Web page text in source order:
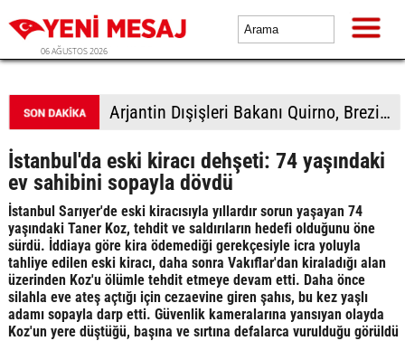
06 AĞUSTOS 2026
Filistin topraklarını gasbeden İsrailliler, işgal altındaki Batı Şeria'daki saldırılarını sürdürdü
İstanbul'da eski kiracı dehşeti: 74 yaşındaki
ev sahibini sopayla dövdü
İstanbul Sarıyer'de eski kiracısıyla yıllardır sorun yaşayan 74
yaşındaki Taner Koz, tehdit ve saldırıların hedefi olduğunu öne
sürdü. İddiaya göre kira ödemediği gerekçesiyle icra yoluyla
tahliye edilen eski kiracı, daha sonra Vakıflar'dan kiraladığı alan
üzerinden Koz'u ölümle tehdit etmeye devam etti. Daha önce
silahla eve ateş açtığı için cezaevine giren şahıs, bu kez yaşlı
adamı sopayla darp etti. Güvenlik kameralarına yansıyan olayda
Koz'un yere düştüğü, başına ve sırtına defalarca vurulduğu görüldü